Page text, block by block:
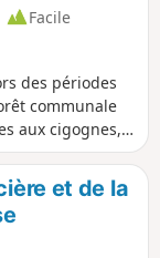
Facile
des périodes
communale
aux cigognes,
D6, suivrez un
De là, soit
foin sentier
reviendrez à
il vous faudra
et de la